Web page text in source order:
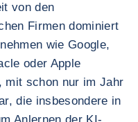
von den
Firmen dominiert
wie Google,
oder Apple
mit schon nur im Jahr
die insbesondere in